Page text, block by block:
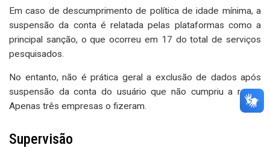
Em caso de descumprimento de política de idade mínima, a
suspensão da conta é relatada pelas plataformas como a
principal sanção, o que ocorreu em 17 do total de serviços
pesquisados.
No entanto, não é prática geral a exclusão de dados após
suspensão da conta do usuário que não cumpriu a regra.
Apenas três empresas o fizeram.
Supervisão